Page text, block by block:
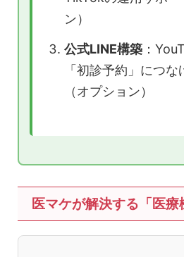
ン）
公式LINE構築 ：
「初診予約」につ
（オプション）
医マケが解決する「医療